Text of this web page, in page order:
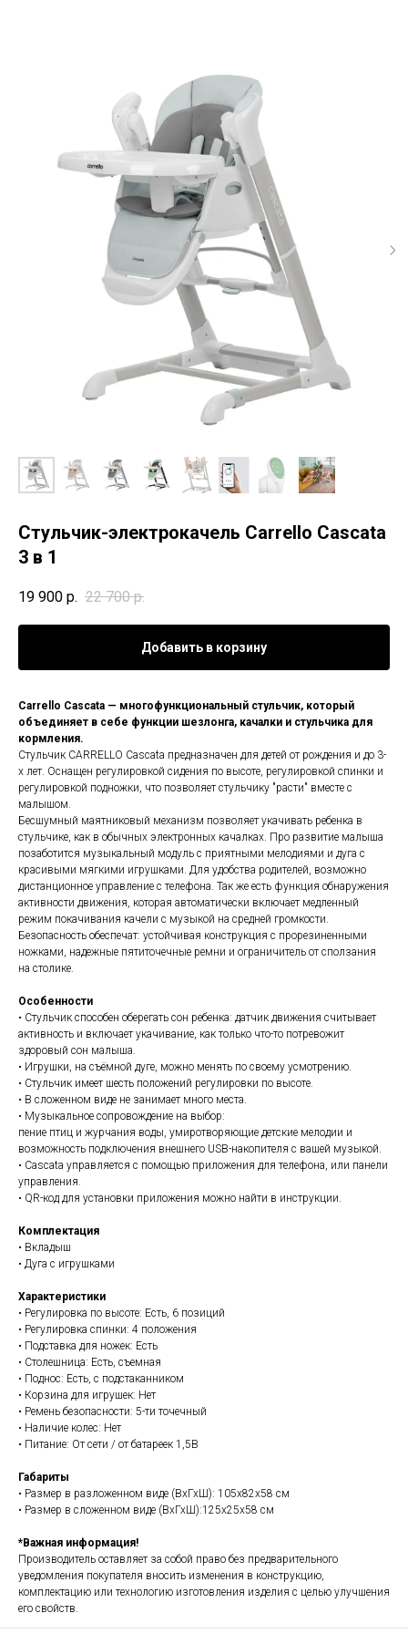
Стульчик-электрокачель Carrello Cascata
3 в 1
19 900 р. 22 700 р.
Добавить в корзину
Carrello Cascata — многофункциональный стульчик, который
объединяет в себе функции шезлонга, качалки и стульчика для
кормления.
Стульчик CARRELLO Cascata предназначен для детей от рождения и до 3-
х лет. Оснащен регулировкой сидения по высоте, регулировкой спинки и
регулировкой подножки, что позволяет стульчику "расти" вместе с
малышом.
Бесшумный маятниковый механизм позволяет укачивать ребенка в
стульчике, как в обычных электронных качалках. Про развитие малыша
позаботится музыкальный модуль с приятными мелодиями и дуга с
красивыми мягкими игрушками. Для удобства родителей, возможно
дистанционное управление с телефона. Так же есть функция обнаружения
активности движения, которая автоматически включает медленный
режим покачивания качели с музыкой на средней громкости.
Безопасность обеспечат: устойчивая конструкция с прорезиненными
ножками, надежные пятиточечные ремни и ограничитель от сползания
на столике.
Особенности
• Стульчик способен оберегать сон ребенка: датчик движения считывает
активность и включает укачивание, как только что-то потревожит
здоровый сон малыша.
• Игрушки, на съёмной дуге, можно менять по своему усмотрению.
• Стульчик имеет шесть положений регулировки по высоте.
• В сложенном виде не занимает много места.
• Музыкальное сопровождение на выбор:
пение птиц и журчания воды, умиротворяющие детские мелодии и
возможность подключения внешнего USB-накопителя с вашей музыкой.
• Cascata управляется с помощью приложения для телефона, или панели
управления.
• QR-код для установки приложения можно найти в инструкции.
Комплектация
• Вкладыш
• Дуга с игрушками
Характеристики
• Регулировка по высоте: Есть, 6 позиций
• Регулировка спинки: 4 положения
• Подставка для ножек: Есть
• Столешница: Есть, съемная
• Поднос: Есть, с подстаканником
• Корзина для игрушек: Нет
• Ремень безопасности: 5-ти точечный
• Наличие колес: Нет
• Питание: От сети / от батареек 1,5В
Габариты
• Размер в разложенном виде (ВхГхШ): 105х82х58 см
• Размер в сложенном виде (ВхГхШ):125x25x58 см
*Важная информация!
Производитель оставляет за собой право без предварительного
уведомления покупателя вносить изменения в конструкцию,
комплектацию или технологию изготовления изделия с целью улучшения
его свойств.